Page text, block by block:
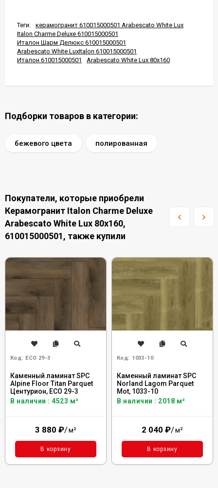
Теги:
керамогранит 610015000501 Arabescato White Lux
Italon Charme Deluxe 610015000501
Италон Шарм Делюкс 610015000501
Arabescato White LuxItalon 610015000501
Италон 610015000501
Arabescato White Lux 80x160
Подборки товаров в категории:
бежевого цвета полированная
Покупатели, которые приобрели
Керамогранит Italon Charme Deluxe
Arabescato White Lux 80x160,
610015000501, также купили
Код: ECO 29-3
Каменный ламинат SPC
Alpine Floor Titan Parquet
Центурион, ЕСО 29-3
В наличии : 4523 м²
3 880 ₽/м²
В корзину
Код: 1033-10
Каменный ламинат SPC
Norland Lagom Parquet
Mot, 1033-10
В наличии : 2018 м²
2 040 ₽/м²
В корзину